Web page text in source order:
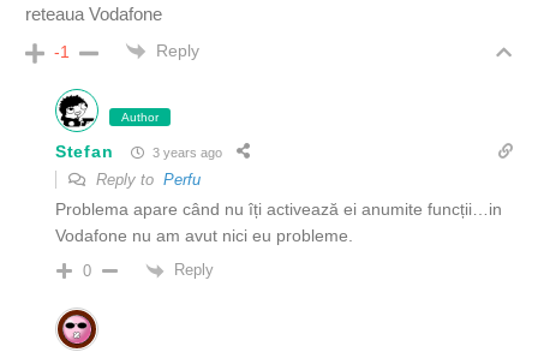
reteaua Vodafone
-1 Reply
Author
Stefan 3 years ago
Reply to Perfu
Problema apare când nu îți activează ei anumite funcții…in
Vodafone nu am avut nici eu probleme.
0 Reply